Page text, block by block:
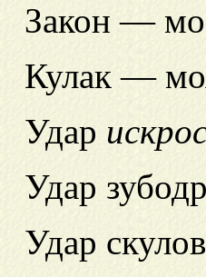
Закон —
Кулак —
Удар
Удар
Удар